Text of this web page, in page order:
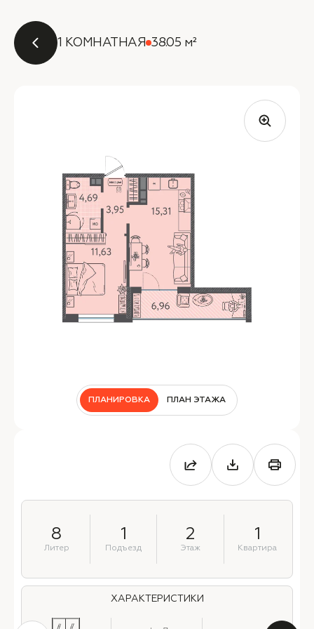
1 КОМНАТНАЯ 38.05 м²
ПЛАНИРОВКА ПЛАН ЭТАЖА
8
Литер
1
Подъезд
2
Этаж
1
Квартира
ХАРАКТЕРИСТИКИ